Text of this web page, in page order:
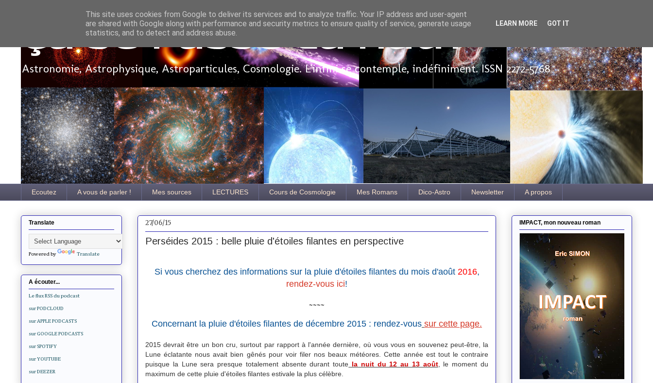
Ça se passe là haut
Astronomie, Astrophysique, Astroparticules, Cosmologie. L'infini se contemple, indéfiniment. ISSN 2272-5768
Ecoutez A vous de parler ! Mes sources LECTURES Cours de Cosmologie Mes Romans Dico-Astro Newsletter A propos
27/06/15
Perséides 2015 : belle pluie d'étoiles filantes en perspective
Si vous cherchez des informations sur la pluie d'étoiles filantes du mois d'août 2016,
rendez-vous ici!
~~~~
Concernant la pluie d'étoiles filantes de décembre 2015 : rendez-vous sur cette page.
2015 devrait être un bon cru, surtout par rapport à l'année dernière, où vous vous en souvenez peut-être, la
Lune éclatante nous avait bien gênés pour voir filer nos beaux météores. Cette année est tout le contraire
puisque la Lune sera presque totalement absente durant toute la nuit du 12 au 13 août, le moment du
maximum de cette pluie d'étoiles filantes estivale la plus célèbre.
Translate
Powered by Translate
A écouter...
Le flux RSS du podcast
sur PODCLOUD
sur APPLE PODCASTS
sur GOOGLE PODCASTS
sur SPOTIFY
sur YOUTUBE
sur DEEZER
IMPACT, mon nouveau roman
This site uses cookies from Google to deliver its services and to analyze traffic. Your IP address and user-agent
are shared with Google along with performance and security metrics to ensure quality of service, generate usage
statistics, and to detect and address abuse.
LEARN MORE GOT IT